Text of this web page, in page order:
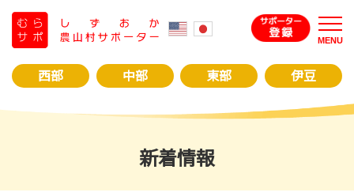
MENU
へ
プ
西部 中部 東部 伊豆
新着情報